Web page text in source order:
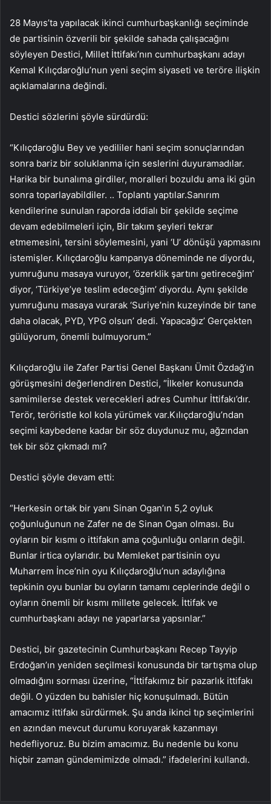
28 Mayıs’ta yapılacak ikinci cumhurbaşkanlığı seçiminde
de partisinin özverili bir şekilde sahada çalışacağını
söyleyen Destici, Millet İttifakı’nın cumhurbaşkanı adayı
Kemal Kılıçdaroğlu’nun yeni seçim siyaseti ve teröre ilişkin
açıklamalarına değindi.
Destici sözlerini şöyle sürdürdü:
“Kılıçdaroğlu Bey ve yedililer hani seçim sonuçlarından
sonra bariz bir soluklanma için seslerini duyuramadılar.
Harika bir bunalıma girdiler, moralleri bozuldu ama iki gün
sonra toparlayabildiler. .. Toplantı yaptılar.Sanırım
kendilerine sunulan raporda iddialı bir şekilde seçime
devam edebilmeleri için, Bir takım şeyleri tekrar
etmemesini, tersini söylemesini, yani ‘U’ dönüşü yapmasını
istemişler. Kılıçdaroğlu kampanya döneminde ne diyordu,
yumruğunu masaya vuruyor, ‘özerklik şartını getireceğim’
diyor, ‘Türkiye’ye teslim edeceğim’ diyordu. Aynı şekilde
yumruğunu masaya vurarak ‘Suriye’nin kuzeyinde bir tane
daha olacak, PYD, YPG olsun’ dedi. Yapacağız’ Gerçekten
gülüyorum, önemli bulmuyorum.”
Kılıçdaroğlu ile Zafer Partisi Genel Başkanı Ümit Özdağ’ın
görüşmesini değerlendiren Destici, “İlkeler konusunda
samimilerse destek verecekleri adres Cumhur İttifakı’dır.
Terör, teröristle kol kola yürümek var.Kılıçdaroğlu’ndan
seçimi kaybedene kadar bir söz duydunuz mu, ağzından
tek bir söz çıkmadı mı?
Destici şöyle devam etti:
“Herkesin ortak bir yanı Sinan Ogan’ın 5,2 oyluk
çoğunluğunun ne Zafer ne de Sinan Ogan olması. Bu
oyların bir kısmı o ittifakın ama çoğunluğu onların değil.
Bunlar irtica oylarıdır. bu Memleket partisinin oyu
Muharrem İnce’nin oyu Kılıçdaroğlu’nun adaylığına
tepkinin oyu bunlar bu oyların tamamı ceplerinde değil o
oyların önemli bir kısmı millete gelecek. İttifak ve
cumhurbaşkanı adayı ne yaparlarsa yapsınlar.”
Destici, bir gazetecinin Cumhurbaşkanı Recep Tayyip
Erdoğan’ın yeniden seçilmesi konusunda bir tartışma olup
olmadığını sorması üzerine, “İttifakımız bir pazarlık ittifakı
değil. O yüzden bu bahisler hiç konuşulmadı. Bütün
amacımız ittifakı sürdürmek. Şu anda ikinci tıp seçimlerini
en azından mevcut durumu koruyarak kazanmayı
hedefliyoruz. Bu bizim amacımız. Bu nedenle bu konu
hiçbir zaman gündemimizde olmadı.” ifadelerini kullandı.